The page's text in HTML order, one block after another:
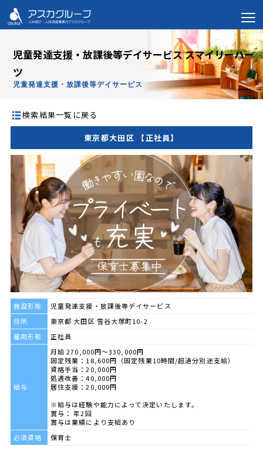
児童発達支援・放課後等デイサービス スマイリーハー
ツ
児童発達支援・放課後等デイサービス
検索結果一覧に戻る
東京都大田区 【正社員】
施設形態
児童発達支援・放課後等デイサービス
住所
東京都 大田区 雪谷大塚町10-2
雇用形態
正社員
給与
月給 270,000円～330,000円
固定残業：18,600円（固定残業10時間/超過分別途支給）
資格手当：20,000円
処遇改善：40,000円
居住支援：20,000円
※給与は経験や能力によって決定いたします。
賞与： 年2回
賞与は業績により支給あり
必須資格
保育士